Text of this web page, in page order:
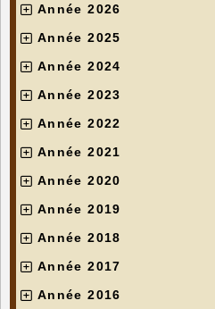
Année 2026
Année 2025
Année 2024
Année 2023
Année 2022
Année 2021
Année 2020
Année 2019
Année 2018
Année 2017
Année 2016